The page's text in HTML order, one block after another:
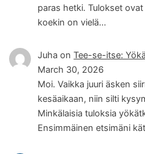
paras hetki. Tulokset
koekin on vielä…
Juha onTee-se-itse:
March 30, 2026
Moi. Vaikka juuri äsken
kesäaikaan, niin silti
Minkälaisia tuloksia
Ensimmäinen etsimäni